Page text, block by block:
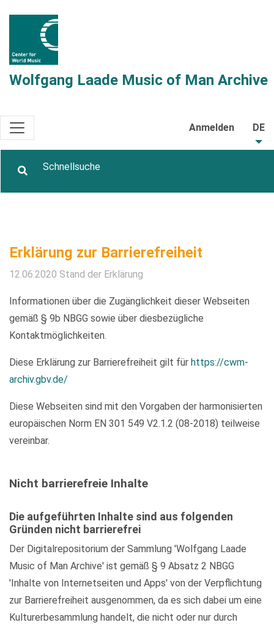
Wolfgang Laade Music of Man Archive
Anmelden DE
Erklärung zur Barrierefreiheit
12.06.2020 Stand der Erklärung
Informationen über die Zugänglichkeit dieser Webseiten
gemäß § 9b NBGG sowie über diesbezügliche
Kontaktmöglichkeiten.
Diese Erklärung zur Barrierefreiheit gilt für https://cwm-
archiv.gbv.de/
Diese Webseiten sind mit den Vorgaben der harmonisierten
europäischen Norm EN 301 549 V2.1.2 (08-2018) teilweise
vereinbar.
Nicht barrierefreie Inhalte
Die aufgeführten Inhalte sind aus folgenden
Gründen nicht barrierefrei
Der Digitalrepositorium der Sammlung 'Wolfgang Laade
Music of Man Archive' ist gemäß § 9 Absatz 2 NBGG
'Inhalte von Internetseiten und Apps' von der Verpflichtung
zur Barrierefreiheit ausgenommen, da es sich dabei um eine
Kulturerbesammlung handelt, die nicht oder nur durch